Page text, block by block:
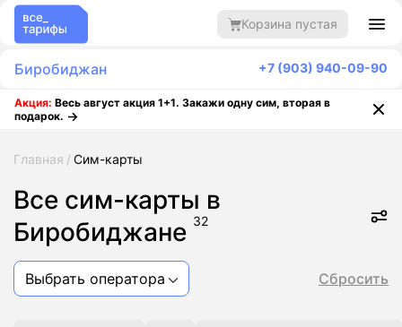
Корзина пустая
Биробиджан +7 (903) 940-09-90
Акция: Весь август акция 1+1. Закажи одну сим, вторая в
подарок.
Главная Сим-карты
Все сим-карты в
Биробиджане 32
Выбрать оператора Сбросить